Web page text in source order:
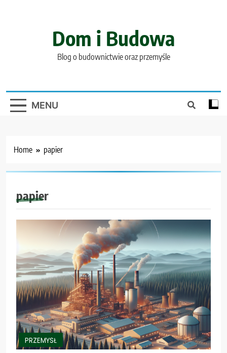
Dom i Budowa
Blog o budownictwie oraz przemyśle
MENU
Home papier
papier
PRZEMYSŁ